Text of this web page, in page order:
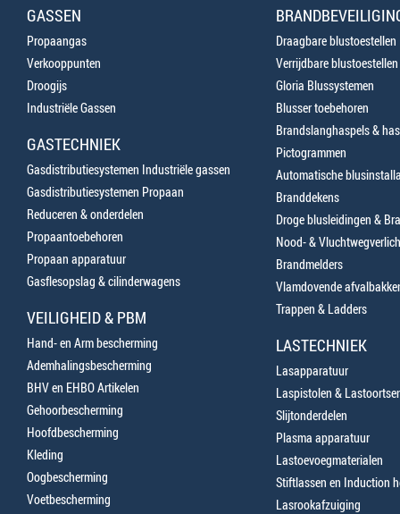
GASSEN
Propaangas
Verkooppunten
Droogijs
Industriële Gassen
GASTECHNIEK
Gasdistributiesystemen Industriële gassen
Gasdistributiesystemen Propaan
Reduceren & onderdelen
Propaantoebehoren
Propaan apparatuur
Gasflesopslag & cilinderwagens
VEILIGHEID & PBM
Hand- en Arm bescherming
Ademhalingsbescherming
BHV en EHBO Artikelen
Gehoorbescherming
Hoofdbescherming
Kleding
Oogbescherming
Voetbescherming
Draagbare blustoestellen
Verrijdbare blustoestellen
Gloria Blussystemen
Blusser toebehoren
Brandslanghaspels &
Pictogrammen
Automatische
Branddekens
Droge blusleidingen &
Nood- &
Brandmelders
Vlamdovende
Trappen & Ladders
LASTECHNIEK
Lasapparatuur
Laspistolen &
Slijtonderdelen
Plasma apparatuur
Lastoevoegmaterialen
Stiftlassen en Induction
Lasrookafzuiging